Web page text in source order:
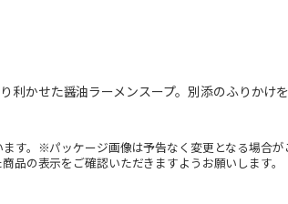
利かせた醤油ラーメンスープ。別添のふりかけ
す。※パッケージ画像は予告なく変更となる場合
品の表示をご確認いただきますようお願いします。